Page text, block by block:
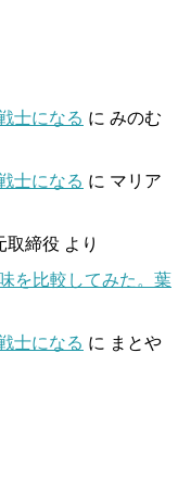
士になる に みのむ
士になる に マリア
取締役 より
を比較してみた。葉
士になる に まとや